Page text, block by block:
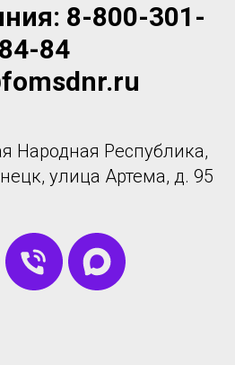
8-800-301-
84-84
Народная Республика,
улица Артема, д. 95